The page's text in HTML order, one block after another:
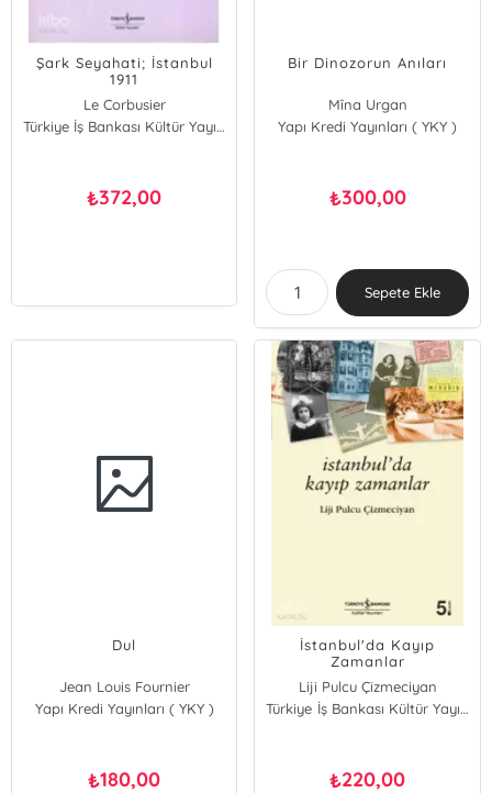
Şark Seyahati; İstanbul
1911
Le Corbusier
Türkiye İş Bankası Kültür Yayınları
₺372,00
Bir Dinozorun Anıları
Mîna Urgan
Yapı Kredi Yayınları ( YKY )
₺300,00
Sepete Ekle
Dul
Jean Louis Fournier
Yapı Kredi Yayınları ( YKY )
₺180,00
İstanbul'da Kayıp
Zamanlar
Liji Pulcu Çizmeciyan
Türkiye İş Bankası Kültür Yayınları
₺220,00